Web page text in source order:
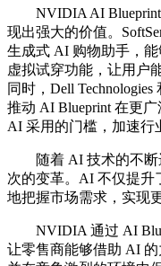
NVIDIA AI Blueprint
现出强大的价值。
生成式 AI 购物助手，
虚拟试穿功能，让用户
同时，Dell
推动 AI Blueprint 在更
AI 采用的门槛，加速行
随着 AI 技术的不断
次的变革。AI 不仅提升
地把握市场需求，实现
NVIDIA 通过 AI
让零售商能够借助 AI